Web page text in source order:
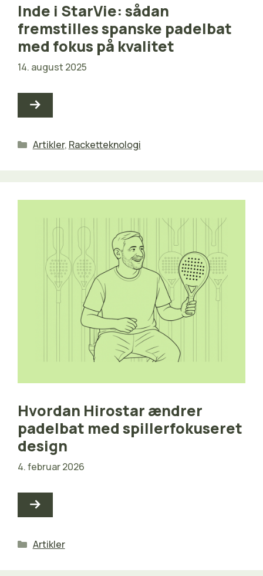
Inde i StarVie: sådan
fremstilles spanske padelbat
med fokus på kvalitet
14. august 2025
Kategorier
Artikler, Racketteknologi
Hvordan Hirostar ændrer
padelbat med spillerfokuseret
design
4. februar 2026
Kategorier
Artikler